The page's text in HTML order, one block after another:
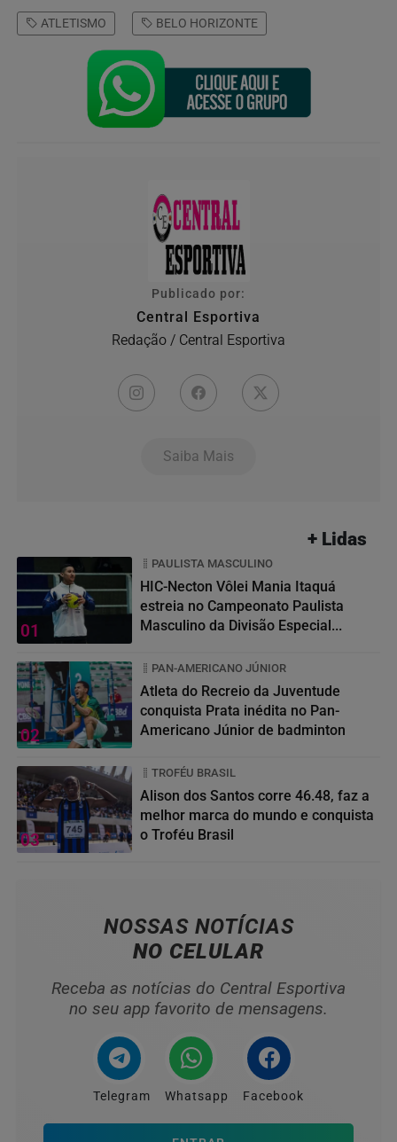
ATLETISMO BELO HORIZONTE
Publicado por:
Central Esportiva
Redação / Central Esportiva
Saiba Mais
+ Lidas
01
PAULISTA MASCULINO
HIC-Necton Vôlei Mania Itaquá
estreia no Campeonato Paulista
Masculino da Divisão Especial...
02
PAN-AMERICANO JÚNIOR
Atleta do Recreio da Juventude
conquista Prata inédita no Pan-
Americano Júnior de badminton
03
TROFÉU BRASIL
Alison dos Santos corre 46.48, faz a
melhor marca do mundo e conquista
o Troféu Brasil
NOSSAS NOTÍCIAS
NO CELULAR
Receba as notícias do Central Esportiva
no seu app favorito de mensagens.
Telegram Whatsapp Facebook